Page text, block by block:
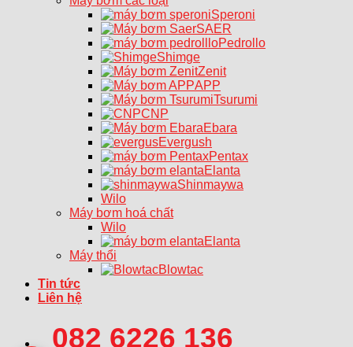
Speroni
SAER
Pedrollo
Shimge
Zenit
APP
Tsurumi
CNP
Ebara
Evergush
Pentax
Elanta
Shinmaywa
Wilo
Máy bơm hoá chất
Wilo
Elanta
Máy thổi
Blowtac
Tin tức
Liên hệ
082 6226 136